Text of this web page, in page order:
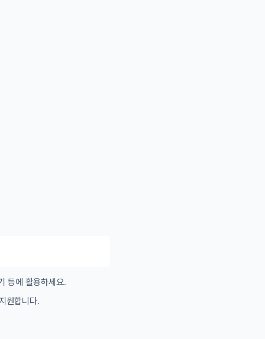
등에 활용하세요.
원합니다.